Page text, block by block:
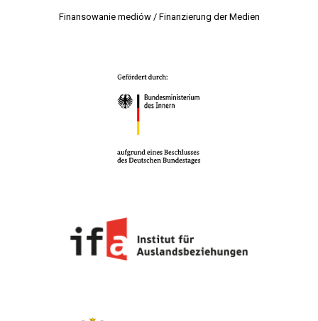
Finansowanie mediów / Finanzierung der Medien